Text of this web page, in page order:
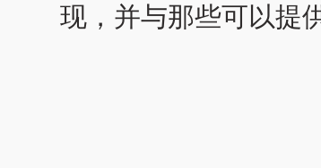
现，并与那些可以提